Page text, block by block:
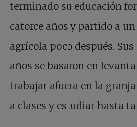
terminado su educación
catorce años y partido a
agrícola poco después.
años se basaron en
trabajar afuera en la granja
a clases y estudiar hasta